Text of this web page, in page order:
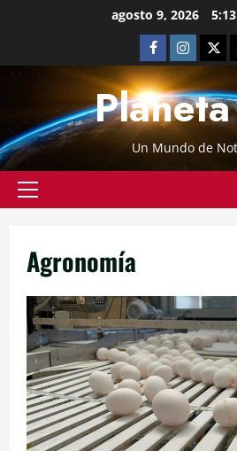
agosto 9, 2026
Planeta
Un Mundo de
Agronomía